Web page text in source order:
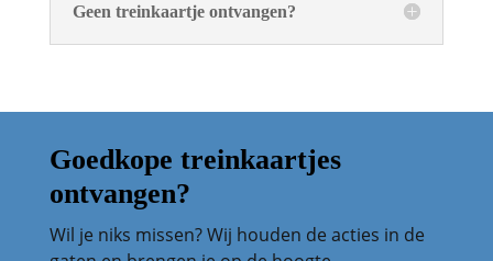
Geen treinkaartje ontvangen?
Goedkope treinkaartjes
ontvangen?
Wil je niks missen? Wij houden de acties in de